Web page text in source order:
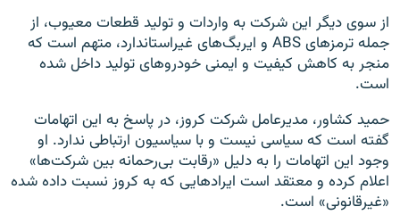
از سوی دیگر این شرکت به واردات و تولید قطعات معیوب، از
جمله ترمزهای ABS و ایربگ‌های غیراستاندارد، متهم است که
منجر به کاهش کیفیت و ایمنی خودروهای تولید داخل شده
است.
حمید کشاور، مدیرعامل شرکت کروز، در پاسخ به این اتهامات
گفته است که سیاسی نیست و با سیاسیون ارتباطی ندارد. او
وجود این اتهامات را به دلیل «رقابت بی‌رحمانه بین شرکت‌ها»
اعلام کرده و معتقد است ایرادهایی که به کروز نسبت داده شده
«غیرقانونی» است.